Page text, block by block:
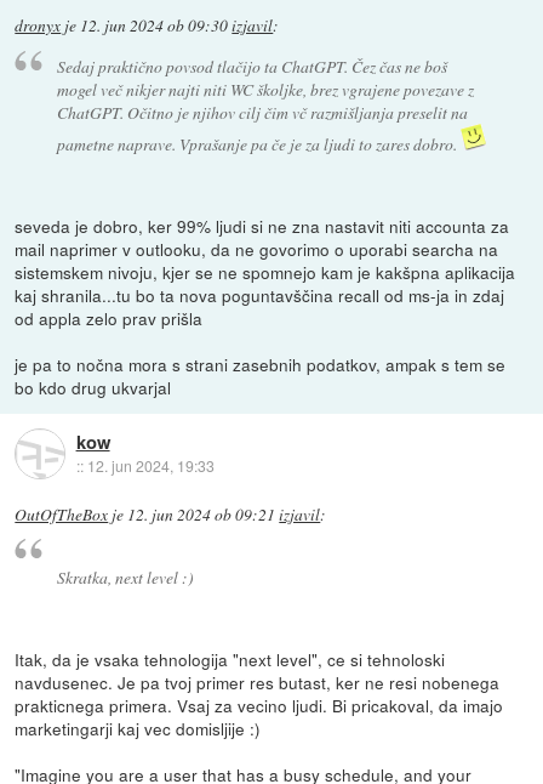
dronyx je 12. jun 2024 ob 09:30izjavil:
Sedaj praktično povsod tlačijo ta ChatGPT. Čez čas ne boš
mogel več nikjer najti niti WC školjke, brez vgrajene povezave z
ChatGPT. Očitno je njihov cilj čim vč razmišljanja preselit na
pametne naprave. Vprašanje pa če je za ljudi to zares dobro.
seveda je dobro, ker 99% ljudi si ne zna nastavit niti accounta za
mail naprimer v outlooku, da ne govorimo o uporabi searcha na
sistemskem nivoju, kjer se ne spomnejo kam je kakšpna aplikacija
kaj shranila...tu bo ta nova poguntavščina recall od ms-ja in zdaj
od appla zelo prav prišla
je pa to nočna mora s strani zasebnih podatkov, ampak s tem se
bo kdo drug ukvarjal
kow
:: 12. jun 2024, 19:33
OutOfTheBox je 12. jun 2024 ob 09:21 izjavil:
Skratka, next level :)
Itak, da je vsaka tehnologija "next level", ce si tehnoloski
navdusenec. Je pa tvoj primer res butast, ker ne resi nobenega
prakticnega primera. Vsaj za vecino ljudi. Bi pricakoval, da imajo
marketingarji kaj vec domisljije :)
"Imagine you are a user that has a busy schedule, and your